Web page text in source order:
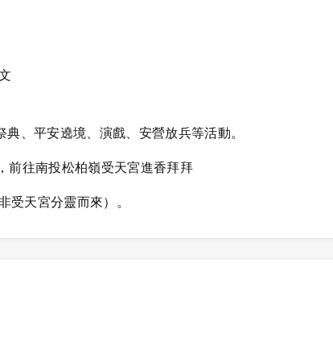
、平安遶境、演戲、安營放兵等活動。
前往南投松柏嶺受天宮進香拜拜
受天宮分靈而來）。